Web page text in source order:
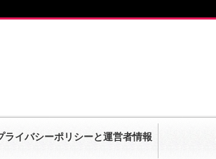
ライバシーポリシーと運営者情報